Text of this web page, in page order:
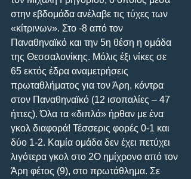
στην εβδομάδα ανέλαβε τις τύχες των
«κίτρινων». Στο -8 από τον
Παναθηναϊκό και την 5η θέση η ομάδα
της Θεσσαλονίκης. Μόλις έξι νίκες σε
65 εκτός έδρα αναμετρήσεις
πρωταθλήματος για τον Άρη, κόντρα
στον Παναθηναϊκό (12 ισοπαλίες – 47
ήττες). Όλα τα «διπλά» ήρθαν με ένα
γκολ διαφορά! Τέσσερις φορές 0-1 και
δύο 1-2. Καμία ομάδα δεν έχει πετύχει
λιγότερα γκολ στο 2Ο ημίχρονο από τον
Άρη φέτος (9), στο πρωτάθλημα. Σε